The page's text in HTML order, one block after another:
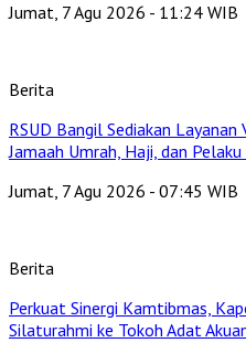
Jumat, 7 Agu 2026 - 11:24 WIB
Berita
RSUD Bangil Sediakan
Jamaah Umrah, Haji, dan
Jumat, 7 Agu 2026 - 07:45 WIB
Berita
Perkuat Sinergi Kamtibmas,
Silaturahmi ke Tokoh Adat